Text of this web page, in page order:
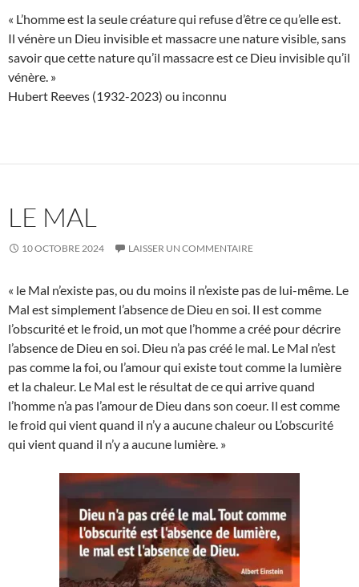
« L’homme est la seule créature qui refuse d’être ce qu’elle est.
Il vénère un Dieu invisible et massacre une nature visible, sans
savoir que cette nature qu’il massacre est ce Dieu invisible qu’il
vénère. »
Hubert Reeves (1932-2023) ou inconnu
LE MAL
10 OCTOBRE 2024 LAISSER UN COMMENTAIRE
« le Mal n’existe pas, ou du moins il n’existe pas de lui-même. Le
Mal est simplement l’absence de Dieu en soi. Il est comme
l’obscurité et le froid, un mot que l’homme a créé pour décrire
l’absence de Dieu en soi. Dieu n’a pas créé le mal. Le Mal n’est
pas comme la foi, ou l’amour qui existe tout comme la lumière
et la chaleur. Le Mal est le résultat de ce qui arrive quand
l’homme n’a pas l’amour de Dieu dans son coeur. Il est comme
le froid qui vient quand il n’y a aucune chaleur ou L’obscurité
qui vient quand il n’y a aucune lumière. »